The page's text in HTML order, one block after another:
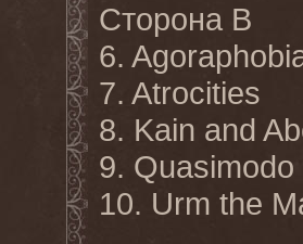
Сторона B
6.
7. Atrocities
8. Kain and
9. Quasimodo
10. Urm the